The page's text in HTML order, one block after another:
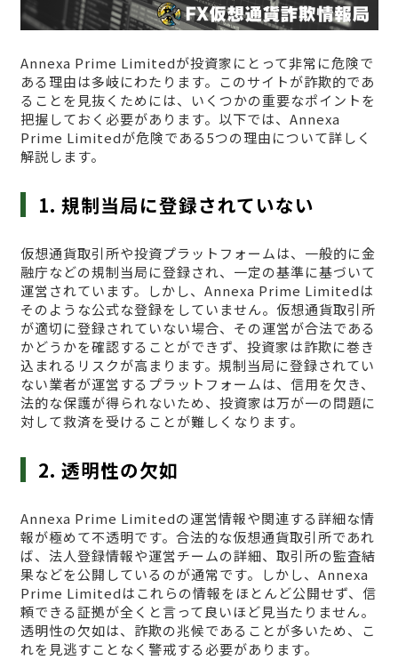
Annexa Prime Limitedが投資家にとって非常に危険で
ある理由は多岐にわたります。このサイトが詐欺的であ
ることを見抜くためには、いくつかの重要なポイントを
把握しておく必要があります。以下では、Annexa
Prime Limitedが危険である5つの理由について詳しく
解説します。
1. 規制当局に登録されていない
仮想通貨取引所や投資プラットフォームは、一般的に金
融庁などの規制当局に登録され、一定の基準に基づいて
運営されています。しかし、Annexa Prime Limitedは
そのような公式な登録をしていません。仮想通貨取引所
が適切に登録されていない場合、その運営が合法である
かどうかを確認することができず、投資家は詐欺に巻き
込まれるリスクが高まります。規制当局に登録されてい
ない業者が運営するプラットフォームは、信用を欠き、
法的な保護が得られないため、投資家は万が一の問題に
対して救済を受けることが難しくなります。
2. 透明性の欠如
Annexa Prime Limitedの運営情報や関連する詳細な情
報が極めて不透明です。合法的な仮想通貨取引所であれ
ば、法人登録情報や運営チームの詳細、取引所の監査結
果などを公開しているのが通常です。しかし、Annexa
Prime Limitedはこれらの情報をほとんど公開せず、信
頼できる証拠が全くと言って良いほど見当たりません。
透明性の欠如は、詐欺の兆候であることが多いため、こ
れを見逃すことなく警戒する必要があります。